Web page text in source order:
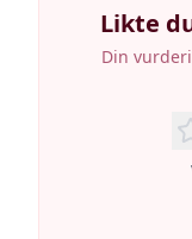
Likte
Din